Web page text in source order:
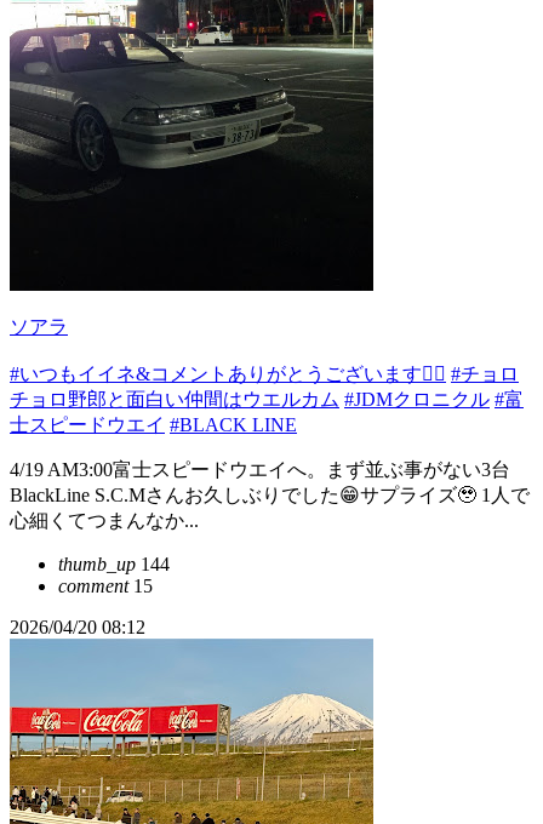
ソアラ
#いつもイイネ&コメントありがとうございます🙇‍♂️ #チョロ
チョロ野郎と面白い仲間はウエルカム #JDMクロニクル #富
士スピードウエイ #BLACK LINE
4/19 AM3:00富士スピードウエイへ。まず並ぶ事がない3台
BlackLine S.C.Mさんお久しぶりでした😁サプライズ🥹 1人で
心細くてつまんなか...
thumb_up 144
comment15
2026/04/20 08:12